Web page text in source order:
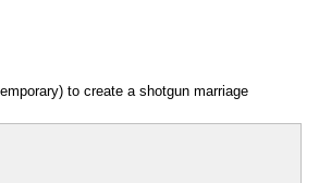
to create a shotgun marriage